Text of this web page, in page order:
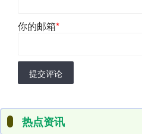
你的邮箱*
提交评论
热点资讯